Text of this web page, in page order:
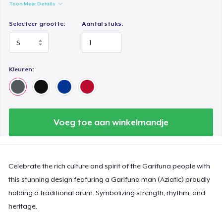
Toon Meer Details
Selecteer grootte: Aantal stuks:
Kleuren:
Voeg toe aan winkelmandje
Celebrate the rich culture and spirit of the Garifuna people with
this stunning design featuring a Garifuna man (Aziatic) proudly
holding a traditional drum. Symbolizing strength, rhythm, and
heritage.
US$ 30,99